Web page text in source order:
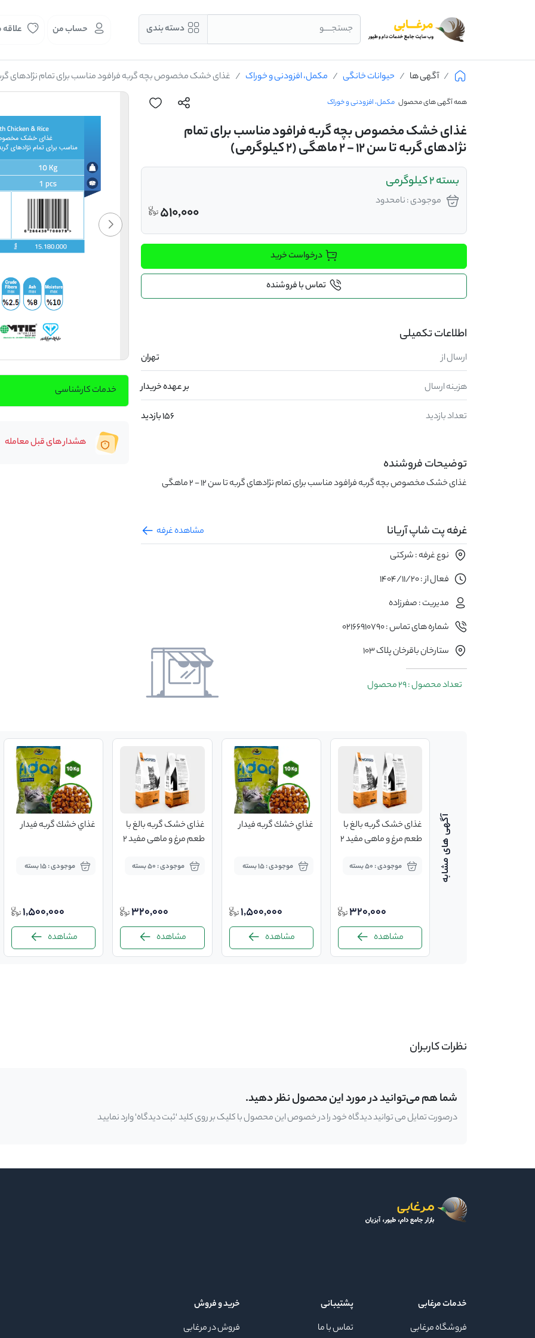
جستجــــو دسته بندی حساب من
آگهی ها حیوانات خانگی مکمل، افزودنی و خوراک غذای خشک مخصوص بچه گربه فرافود مناسب برای تمام نژادهای گربه تا سن 12 - 2 ماهگی
همه آگهی های محصول مکمل، افزودنی و خوراک
غذای خشک مخصوص بچه گربه فرافود مناسب برای تمام
نژادهای گربه تا سن 12 - 2 ماهگی (2 کیلوگرمی)
بسته 2 کیلوگرمی
موجودی : نامحدود
510,000
درخواست خرید
تماس با فروشنده
اطلاعات تکمیلی
ارسال از تهران
هزینه ارسال بر عهده خریدار
تعداد بازدید 156 بازدید
توضیحات فروشنده
غذای خشک مخصوص بچه گربه فرافود مناسب برای تمام نژادهای گربه تا سن 12 - 2 ماهگی
غرفه پت شاپ آریانا
مشاهده غرفه
نوع غرفه : شرکتی
فعال از : 1404/11/20
مدیریت : صفرزاده
شماره های تماس : 02166910790
ستارخان باقرخان پلاک 103
تعداد محصول : 29 محصول
خدمات کارشناسی
هشدار های قبل معامله
غذای خشک گربه سنسی
غذای خشک گربه بالغ با
طعم مرغ و ماهی مفید 2
موجودی : 50 بسته
320,000
مشاهده
غذاي خشك گربه فيدار
موجودی : 15 بسته
1,500,000
مشاهده
غذای خشک گربه بالغ با
طعم مرغ و ماهی مفید 2
موجودی : 50 بسته
320,000
مشاهده
غذاي خشك گربه فيدار
موجودی : 15 بسته
1,500,000
مشاهده
نظرات کاربران
شما هم می‌توانید در مورد این محصول نظر دهید.
درصورت تمایل می توانید دیدگاه خود را در خصوص این محصول با کلیک بر روی کلید 'ثبت دیدگاه' وارد نمایید
خدمات مرغابی
فروشگاه مرغابی
پشتیبانی
تماس با ما
خرید و فروش
فروش در مرغابی